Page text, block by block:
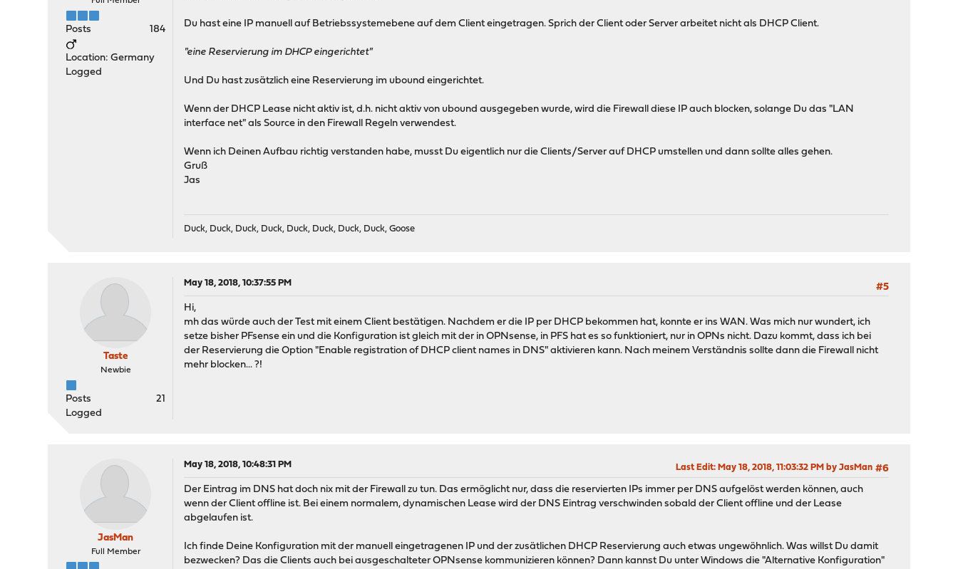
Posts 184
Location: Germany
Logged
Du hast eine IP manuell auf Betriebssystemebene auf dem Client eingetragen. Sprich der Client oder Server arbeitet nicht als DHCP Client.
"eine Reservierung im DHCP eingerichtet"
Und Du hast zusätzlich eine Reservierung im ubound eingerichtet.
Wenn der DHCP Lease nicht aktiv ist, d.h. nicht aktiv von ubound ausgegeben wurde, wird die Firewall diese IP auch blocken, solange Du das "LAN
interface net" als Source in den Firewall Regeln verwendest.
Wenn ich Deinen Aufbau richtig verstanden habe, musst Du eigentlich nur die Clients/Server auf DHCP umstellen und dann sollte alles gehen.
Gruß
Jas
Duck, Duck, Duck, Duck, Duck, Duck, Duck, Duck, Goose
Taste
Newbie
Posts
21
Logged
May 18, 2018, 10:37:55 PM
#5
Hi,
mh das würde auch der Test mit einem Client bestätigen. Nachdem er die IP per DHCP bekommen hat, konnte er ins WAN. Was mich nur wundert, ich
setze bisher PFsense ein und die Konfiguration ist gleich mit der in OPNsense, in PFS hat es so funktioniert, nur in OPNs nicht. Dazu kommt, dass ich bei
der Reservierung die Option "Enable registration of DHCP client names in DNS" aktivieren kann. Nach meinem Verständnis sollte dann die Firewall nicht
mehr blocken... ?!
JasMan
Full Member
May 18, 2018, 10:48:31 PM #6
Last Edit: May 18, 2018, 11:03:32 PM by JasMan
Der Eintrag im DNS hat doch nix mit der Firewall zu tun. Das ermöglicht nur, dass die reservierten IPs immer per DNS aufgelöst werden können, auch
wenn der Client offline ist. Bei einem normalem, dynamischen Lease wird der DNS Eintrag verschwinden sobald der Client offline und der Lease
abgelaufen ist.
Ich finde Deine Konfiguration mit der manuell eingetragenen IP und der zusätlichen DHCP Reservierung auch etwas ungewöhnlich. Was willst Du damit
bezwecken? Das die Clients auch bei ausgeschalteter OPNsense kommunizieren können? Dann kannst Du unter Windows die "Alternative Konfiguration"